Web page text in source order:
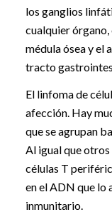
los ganglios
cualquier órgano,
médula ósea y el
tracto
El linfoma de
afección. Hay
que se agrupan
Al igual que
células T
en el ADN que lo
inmunitario.